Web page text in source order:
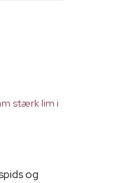
stærk lim i
og